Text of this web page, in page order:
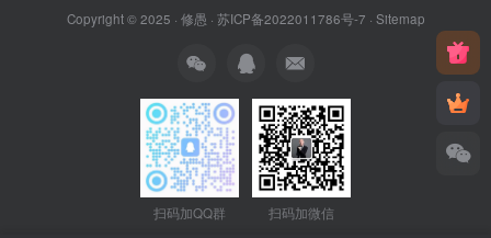
Copyright © 2025 · 修愚 · 苏ICP备2022011786号-7 · Sitemap
扫码加QQ群 扫码加微信